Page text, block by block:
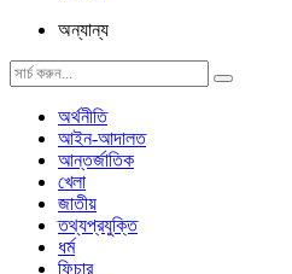
অন্যান্য
অর্থনীতি
আইন-আদালত
আন্তর্জাতিক
খেলা
জাতীয়
তথ্যপ্রযুক্তি
ধর্ম
ফিচার